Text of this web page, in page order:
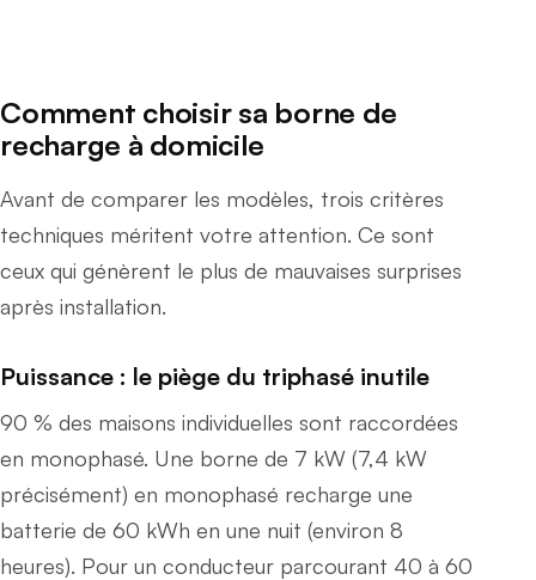
Comment choisir sa borne de
recharge à domicile
Avant de comparer les modèles, trois critères
techniques méritent votre attention. Ce sont
ceux qui génèrent le plus de mauvaises surprises
après installation.
Puissance : le piège du triphasé inutile
90 % des maisons individuelles sont raccordées
en monophasé. Une borne de 7 kW (7,4 kW
précisément) en monophasé recharge une
batterie de 60 kWh en une nuit (environ 8
heures). Pour un conducteur parcourant 40 à 60